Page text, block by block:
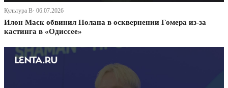
Культура В· 06.07.2026
Илон Маск обвинил Нолана в осквернении Гомера из-за
кастинга в «Одиссее»